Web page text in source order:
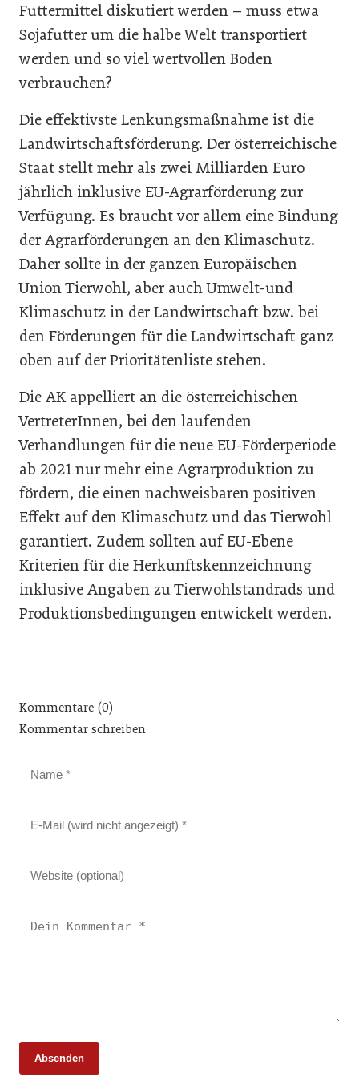
Futtermittel diskutiert werden – muss etwa
Sojafutter um die halbe Welt transportiert
werden und so viel wertvollen Boden
verbrauchen?
Die effektivste Lenkungsmaßnahme ist die
Landwirtschaftsförderung. Der österreichische
Staat stellt mehr als zwei Milliarden Euro
jährlich inklusive EU-Agrarförderung zur
Verfügung. Es braucht vor allem eine Bindung
der Agrarförderungen an den Klimaschutz.
Daher sollte in der ganzen Europäischen
Union Tierwohl, aber auch Umwelt-und
Klimaschutz in der Landwirtschaft bzw. bei
den Förderungen für die Landwirtschaft ganz
oben auf der Prioritätenliste stehen.
Die AK appelliert an die österreichischen
VertreterInnen, bei den laufenden
Verhandlungen für die neue EU-Förderperiode
ab 2021 nur mehr eine Agrarproduktion zu
fördern, die einen nachweisbaren positiven
Effekt auf den Klimaschutz und das Tierwohl
garantiert. Zudem sollten auf EU-Ebene
Kriterien für die Herkunftskennzeichnung
inklusive Angaben zu Tierwohlstandrads und
Produktionsbedingungen entwickelt werden.
Kommentare (0)
Kommentar schreiben
Absenden